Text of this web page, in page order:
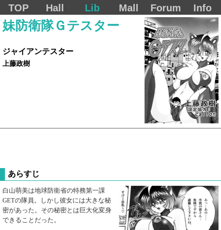
TOP Hall Lib Mall Forum Info
妹防衛隊Ｇテスター
ジャイアンテスター
上藤政樹
あらすじ
白山萌美は地球防衛省の特務第一課
GETの隊員。しかし彼女には大きな秘
密があった。その秘密とは巨大化変身
できることだった。